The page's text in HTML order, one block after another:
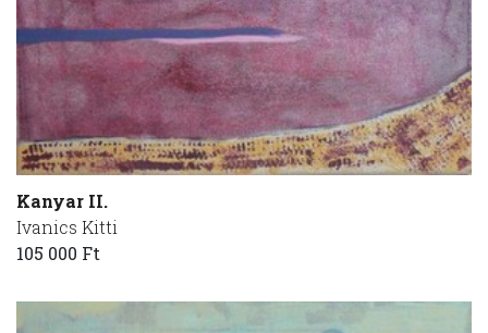
Kanyar II.
Ivanics Kitti
105 000 Ft